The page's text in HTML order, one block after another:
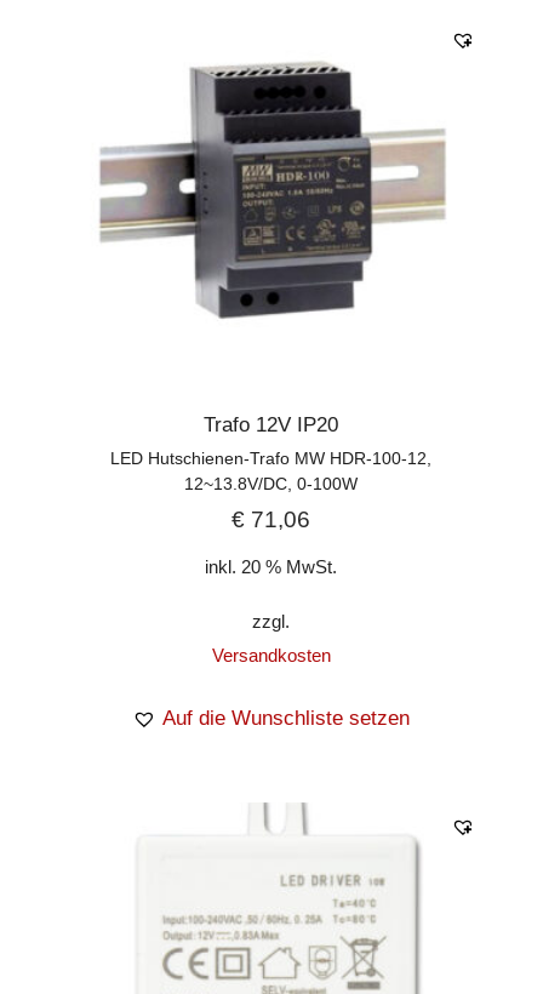
Trafo 12V IP20
LED Hutschienen-Trafo MW HDR-100-12,
12~13.8V/DC, 0-100W
€ 71,06
inkl. 20 % MwSt.
zzgl.
Versandkosten
Auf die Wunschliste setzen